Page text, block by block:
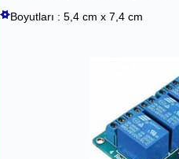
Boyutları : 5,4 cm x 7,4 cm